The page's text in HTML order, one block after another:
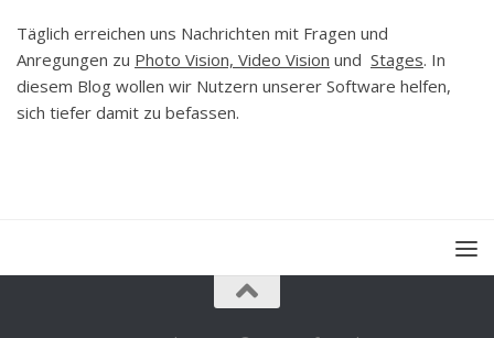
Täglich erreichen uns Nachrichten mit Fragen und
Anregungen zu Photo Vision, Video Vision und Stages. In
diesem Blog wollen wir Nutzern unserer Software helfen,
sich tiefer damit zu befassen.